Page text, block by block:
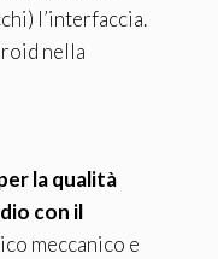
l’interfaccia.
nella
la qualità
con il
meccanico e